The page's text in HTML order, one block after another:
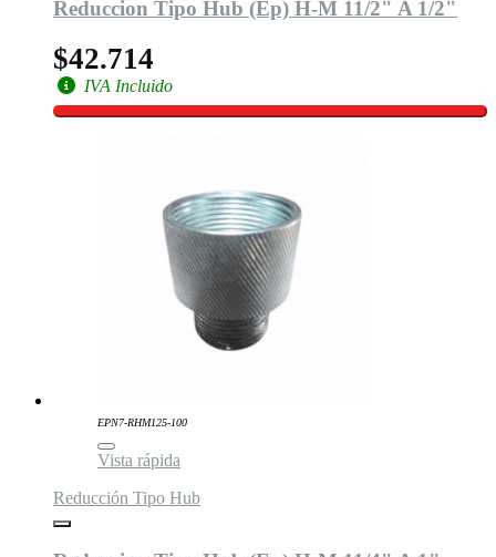
Reduccion Tipo Hub (Ep) H-M 11/2" A 1/2"
$42.714
IVA Incluido
EPN7-RHM125-100
Vista rápida
Reducción Tipo Hub